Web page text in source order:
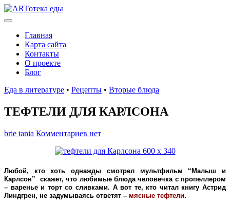
Главная
Карта сайта
Контакты
О проекте
Блог
Еда в литературе • Рецепты • Вторые блюда
ТЕФТЕЛИ ДЛЯ КАРЛСОНА
brie tania Комментариев нет
Любой, кто хоть однажды смотрел мультфильм “Малыш и
Карлсон” скажет, что любимые блюда человечка с пропеллером
– варенье и торт со сливками. А вот те, кто читал книгу Астрид
Линдгрен, не задумываясь ответят – мясные тефтели.